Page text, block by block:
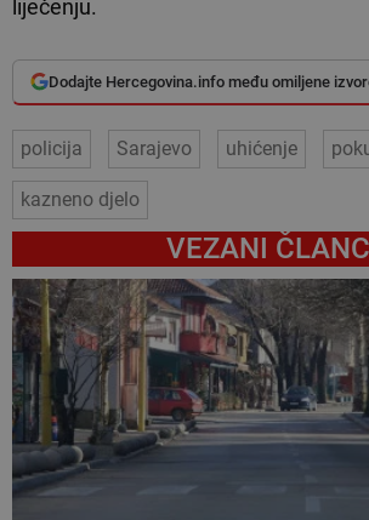
liječenju.
Dodajte Hercegovina.info među omiljene
policija Sarajevo uhićenje
kazneno djelo
VEZANI